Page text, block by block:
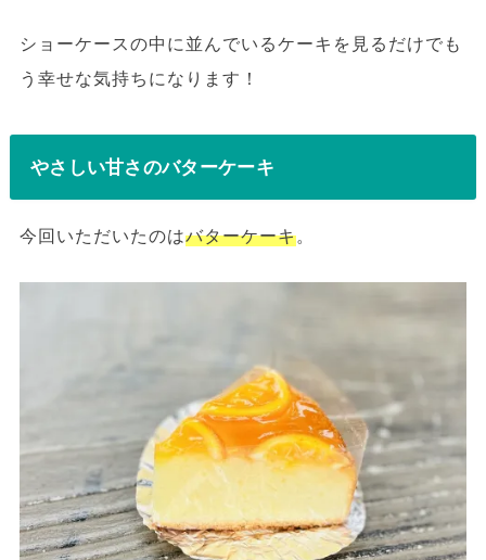
ショーケースの中に並んでいるケーキを見るだけでも
う幸せな気持ちになります！
やさしい甘さのバターケーキ
今回いただいたのはバターケーキ。